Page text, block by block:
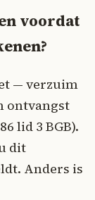
voordat
— verzuim
ontvangst
lid 3 BGB).
dit
Anders is